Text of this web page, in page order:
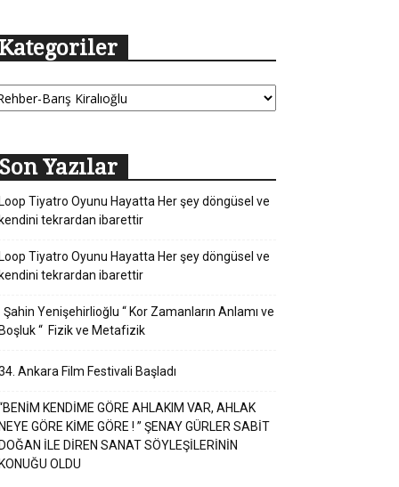
Kategoriler
Son Yazılar
Loop Tiyatro Oyunu Hayatta Her şey döngüsel ve
kendini tekrardan ibarettir
Loop Tiyatro Oyunu Hayatta Her şey döngüsel ve
kendini tekrardan ibarettir
Şahin Yenişehirlioğlu “ Kor Zamanların Anlamı ve
Boşluk “ Fizik ve Metafizik
Ankara Film Festivali Başladı
KENDİME GÖRE AHLAKIM VAR, AHLAK
NEYE GÖRE KİME GÖRE ! ” ŞENAY GÜRLER SABİT
DOĞAN İLE DİREN SANAT SÖYLEŞİLERİNİN
KONUĞU OLDU